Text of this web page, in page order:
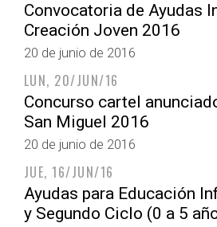
Convocatoria de Ayudas
Creación Joven 2016
20 de junio de 2016
LUN, 20/JUN/16
Concurso cartel
San Miguel 2016
20 de junio de 2016
JUE, 16/JUN/16
Ayudas para Educación
y Segundo Ciclo (0 a 5